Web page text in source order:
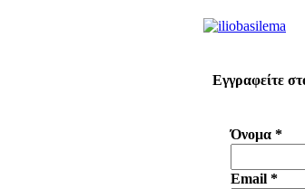
Εγγραφείτε
Όνομα *
Email *